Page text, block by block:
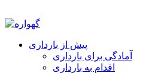
پیش از بارداری
آمادگی برای بارداری
اقدام به بارداری